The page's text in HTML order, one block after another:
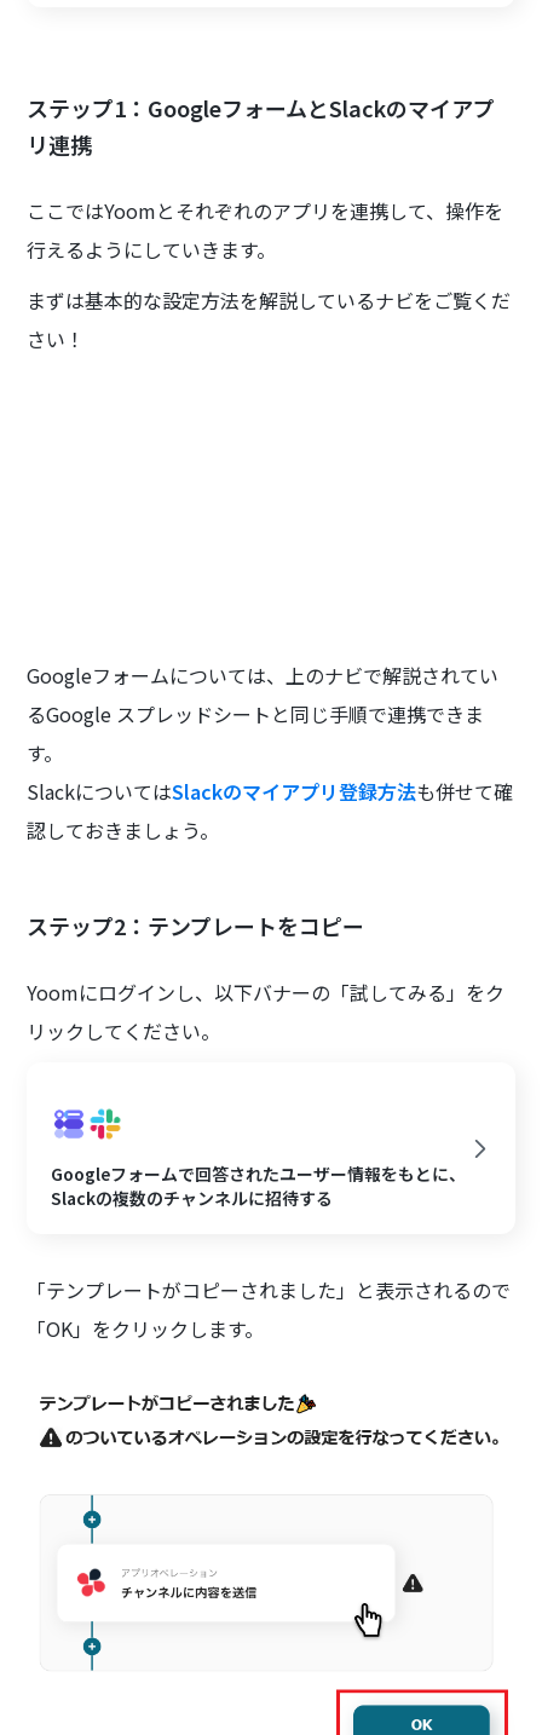
ステップ1：GoogleフォームとSlackのマイアプ
リ連携
ここではYoomとそれぞれのアプリを連携して、操作を
行えるようにしていきます。
まずは基本的な設定方法を解説しているナビをご覧くだ
さい！
Googleフォームについては、上のナビで解説されてい
るGoogle スプレッドシートと同じ手順で連携できま
す。
SlackについてはSlackのマイアプリ登録方法も併せて確
認しておきましょう。
ステップ2：テンプレートをコピー
Yoomにログインし、以下バナーの「試してみる」をク
リックしてください。
Googleフォームで回答されたユーザー情報をもとに、
Slackの複数のチャンネルに招待する
「テンプレートがコピーされました」と表示されるので
「OK」をクリックします。